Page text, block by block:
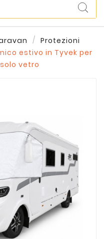
Protezioni
estivo in Tyvek per
vetro